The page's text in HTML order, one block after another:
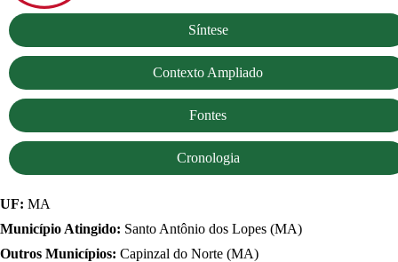
Síntese
Contexto Ampliado
Fontes
Cronologia
UF: MA
Município Atingido: Santo Antônio dos Lopes (MA)
Outros Municípios: Capinzal do Norte (MA)